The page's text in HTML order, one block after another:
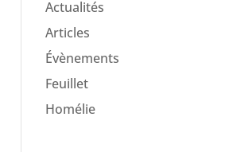
Actualités
Articles
Évènements
Feuillet
Homélie